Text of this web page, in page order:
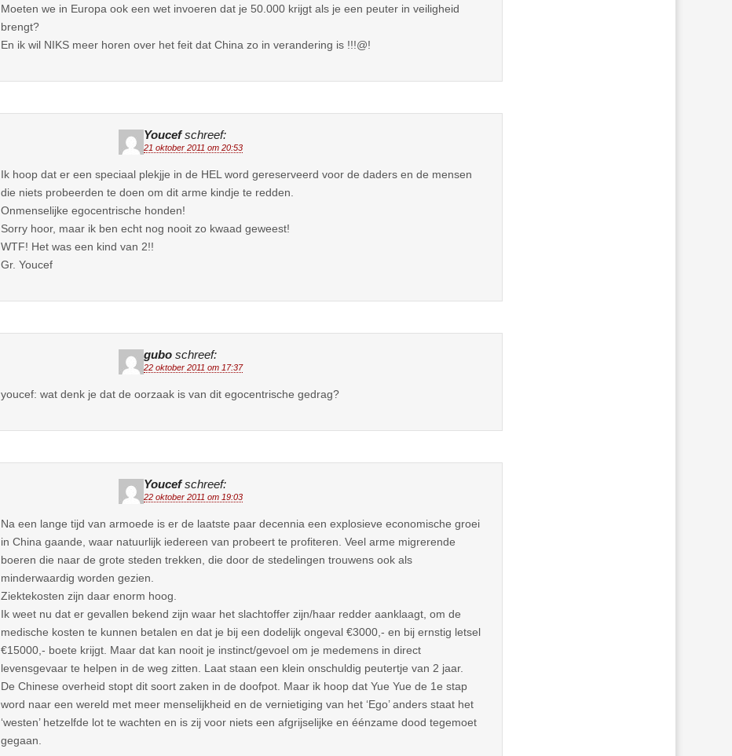
Moeten we in Europa ook een wet invoeren dat je 50.000 krijgt als je een peuter in veiligheid
brengt?
En ik wil NIKS meer horen over het feit dat China zo in verandering is !!!@!
Youcef schreef:
21 oktober 2011 om 20:53
Ik hoop dat er een speciaal plekjje in de HEL word gereserveerd voor de daders en de mensen
die niets probeerden te doen om dit arme kindje te redden.
Onmenselijke egocentrische honden!
Sorry hoor, maar ik ben echt nog nooit zo kwaad geweest!
WTF! Het was een kind van 2!!
Gr. Youcef
gubo schreef:
22 oktober 2011 om 17:37
youcef: wat denk je dat de oorzaak is van dit egocentrische gedrag?
Youcef schreef:
22 oktober 2011 om 19:03
Na een lange tijd van armoede is er de laatste paar decennia een explosieve economische groei
in China gaande, waar natuurlijk iedereen van probeert te profiteren. Veel arme migrerende
boeren die naar de grote steden trekken, die door de stedelingen trouwens ook als
minderwaardig worden gezien.
Ziektekosten zijn daar enorm hoog.
Ik weet nu dat er gevallen bekend zijn waar het slachtoffer zijn/haar redder aanklaagt, om de
medische kosten te kunnen betalen en dat je bij een dodelijk ongeval €3000,- en bij ernstig letsel
€15000,- boete krijgt. Maar dat kan nooit je instinct/gevoel om je medemens in direct
levensgevaar te helpen in de weg zitten. Laat staan een klein onschuldig peutertje van 2 jaar.
De Chinese overheid stopt dit soort zaken in de doofpot. Maar ik hoop dat Yue Yue de 1e stap
word naar een wereld met meer menselijkheid en de vernietiging van het ‘Ego’ anders staat het
‘westen’ hetzelfde lot te wachten en is zij voor niets een afgrijselijke en éénzame dood tegemoet
gegaan.